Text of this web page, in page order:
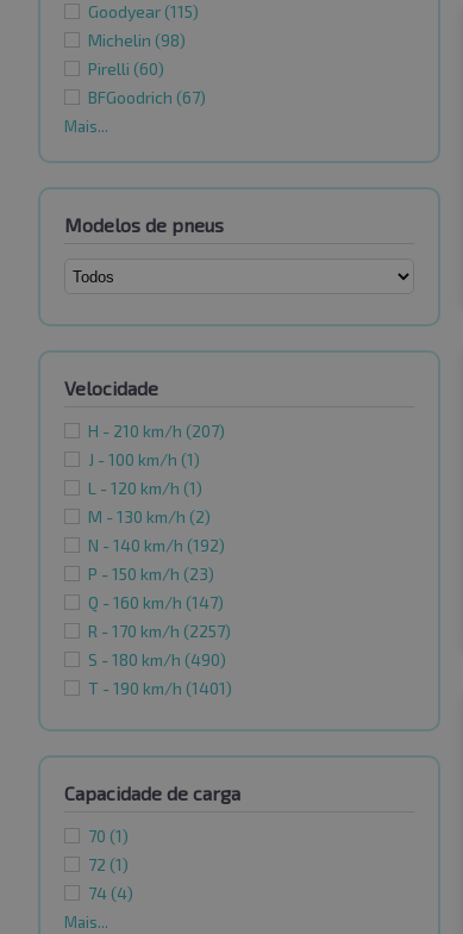
Goodyear (115)
Michelin (98)
Pirelli (60)
BFGoodrich (67)
Mais...
Modelos de pneus
Velocidade
H - 210 km/h (207)
J - 100 km/h (1)
L - 120 km/h (1)
M - 130 km/h (2)
N - 140 km/h (192)
P - 150 km/h (23)
Q - 160 km/h (147)
R - 170 km/h (2257)
S - 180 km/h (490)
T - 190 km/h (1401)
Capacidade de carga
70 (1)
72 (1)
74 (4)
Mais...